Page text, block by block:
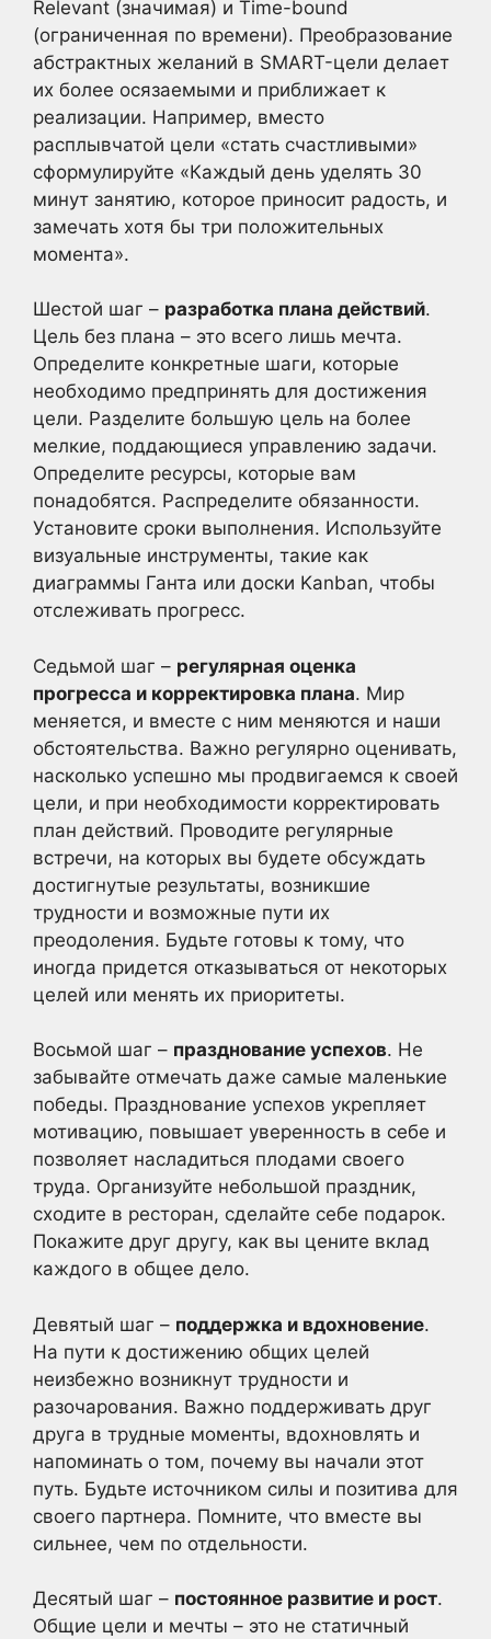
Relevant (значимая) и Time-bound
(ограниченная по времени). Преобразование
абстрактных желаний в SMART-цели делает
их более осязаемыми и приближает к
реализации. Например, вместо
расплывчатой цели «стать счастливыми»
сформулируйте «Каждый день уделять 30
минут занятию, которое приносит радость, и
замечать хотя бы три положительных
момента».
Шестой шаг – разработка плана действий.
Цель без плана – это всего лишь мечта.
Определите конкретные шаги, которые
необходимо предпринять для достижения
цели. Разделите большую цель на более
мелкие, поддающиеся управлению задачи.
Определите ресурсы, которые вам
понадобятся. Распределите обязанности.
Установите сроки выполнения. Используйте
визуальные инструменты, такие как
диаграммы Ганта или доски Kanban, чтобы
отслеживать прогресс.
Седьмой шаг – регулярная оценка
прогресса и корректировка плана. Мир
меняется, и вместе с ним меняются и наши
обстоятельства. Важно регулярно оценивать,
насколько успешно мы продвигаемся к своей
цели, и при необходимости корректировать
план действий. Проводите регулярные
встречи, на которых вы будете обсуждать
достигнутые результаты, возникшие
трудности и возможные пути их
преодоления. Будьте готовы к тому, что
иногда придется отказываться от некоторых
целей или менять их приоритеты.
Восьмой шаг – празднование успехов. Не
забывайте отмечать даже самые маленькие
победы. Празднование успехов укрепляет
мотивацию, повышает уверенность в себе и
позволяет насладиться плодами своего
труда. Организуйте небольшой праздник,
сходите в ресторан, сделайте себе подарок.
Покажите друг другу, как вы цените вклад
каждого в общее дело.
Девятый шаг – поддержка и вдохновение.
На пути к достижению общих целей
неизбежно возникнут трудности и
разочарования. Важно поддерживать друг
друга в трудные моменты, вдохновлять и
напоминать о том, почему вы начали этот
путь. Будьте источником силы и позитива для
своего партнера. Помните, что вместе вы
сильнее, чем по отдельности.
Десятый шаг – постоянное развитие и рост.
Общие цели и мечты – это не статичный